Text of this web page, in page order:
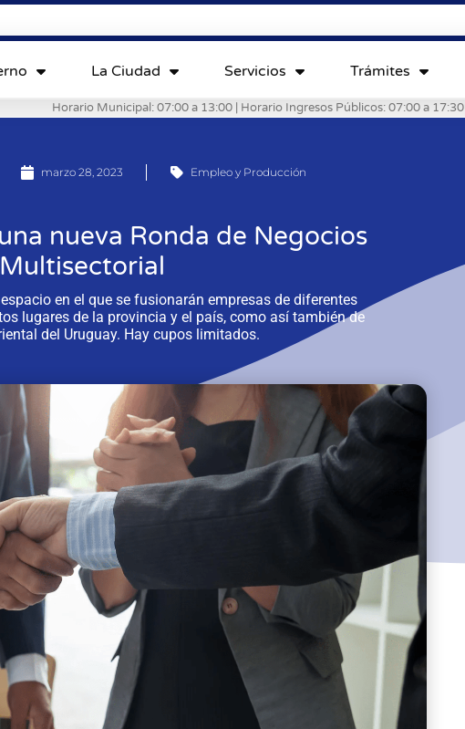
La Ciudad Servicios Trámites
Horario Municipal: 07:00 a 13:00 | Horario Ingresos Públicos: 07:00 a 17:30
marzo 28, 2023 Empleo y Producción
nueva Ronda de Negocios
Multisectorial
en el que se fusionarán empresas de diferentes
lugares de la provincia y el país, como así también de
del Uruguay. Hay cupos limitados.